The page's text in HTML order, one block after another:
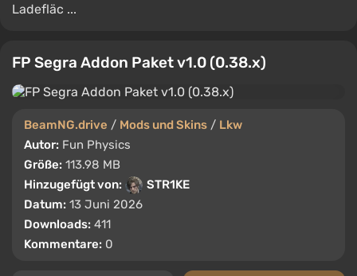
Ladefläc ...
FP Segra Addon Paket v1.0 (0.38.x)
BeamNG.drive / Mods und Skins / Lkw
Autor: Fun Physics
Größe: 113.98 MB
Hinzugefügt von:
STR1KE
Datum: 13 Juni 2026
Downloads: 411
Kommentare: 0